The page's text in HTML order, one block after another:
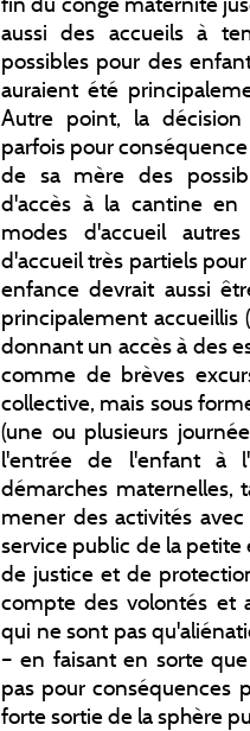
aussi des accueils à
possibles pour des
auraient été
Autre point, la
parfois pour
de sa mère des
d'accès à la cantine en
modes d'accueil
d'accueil très partiels
enfance devrait aussi
principalement
donnant un accès à des
comme de brèves
collective, mais sous
(une ou plusieurs
l'entrée de l'enfant à
démarches maternelles,
mener des activités
service public de la
de justice et de
compte des volontés et
qui ne sont pas
– en faisant en sorte
pas pour conséquences
forte sortie de la sphère